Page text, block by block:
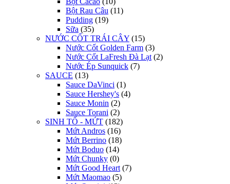
Bột Rau Câu (11)
Pudding (19)
Sữa (35)
NƯỚC CỐT TRÁI CÂY (15)
Nước Cốt Golden Farm (3)
Nước Cốt LaFresh Đà Lạt (2)
Nước Ép Sunquick (7)
SAUCE (13)
Sauce DaVinci (1)
Sauce Hershey's (4)
Sauce Monin (2)
Sauce Torani (2)
SINH TỐ - MỨT (182)
Mứt Andros (16)
Mứt Berrino (18)
Mứt Boduo (14)
Mứt Chunky (0)
Mứt Good Heart (7)
Mứt Maomao (5)